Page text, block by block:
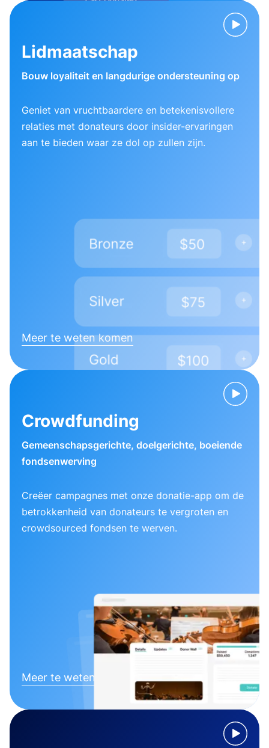
Lidmaatschap
Bouw loyaliteit en langdurige ondersteuning op
Geniet van vruchtbaardere en betekenisvollere
relaties met donateurs door insider-ervaringen
aan te bieden waar ze dol op zullen zijn.
Meer te weten komen
Crowdfunding
Gemeenschapsgerichte, doelgerichte, boeiende
fondsenwerving
Creëer campagnes met onze donatie-app om de
betrokkenheid van donateurs te vergroten en
crowdsourced fondsen te werven.
Meer te weten komen